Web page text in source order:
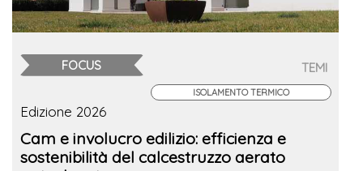
FOCUS TEMI
ISOLAMENTO TERMICO
Edizione 2026
Cam e involucro edilizio: efficienza e
sostenibilità del calcestruzzo aerato